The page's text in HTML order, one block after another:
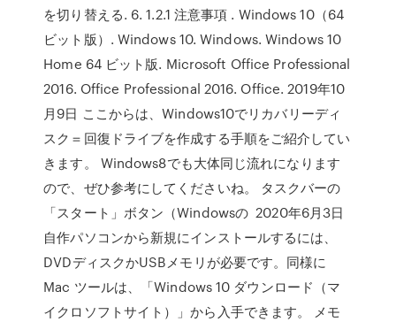
を切り替える. 6. 1.2.1 注意事項 . Windows 10（64
ビット版）. Windows 10. Windows. Windows 10
Home 64 ビット版. Microsoft Office Professional
2016. Office Professional 2016. Office. 2019年10
月9日 ここからは、Windows10でリカバリーディ
スク＝回復ドライブを作成する手順をご紹介してい
きます。 Windows8でも大体同じ流れになります
ので、ぜひ参考にしてくださいね。 タスクバーの
「スタート」ボタン（Windowsの 2020年6月3日
自作パソコンから新規にインストールするには、
DVDディスクかUSBメモリが必要です。同様に
Mac ツールは、「Windows 10 ダウンロード（マ
イクロソフトサイト）」から入手できます。 メモ